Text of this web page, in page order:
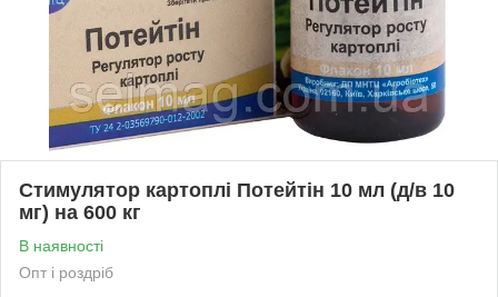
Стимулятор картоплі Потейтін 10 мл (д/в 10
мг) на 600 кг
В наявності
Опт і роздріб